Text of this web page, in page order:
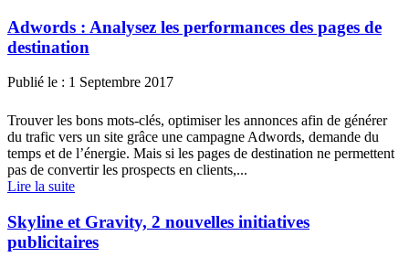
Adwords : Analysez les performances des pages de
destination
Publié le : 1 Septembre 2017
Trouver les bons mots-clés, optimiser les annonces afin de générer
du trafic vers un site grâce une campagne Adwords, demande du
temps et de l’énergie. Mais si les pages de destination ne permettent
pas de convertir les prospects en clients,...
Lire la suite
Skyline et Gravity, 2 nouvelles initiatives
publicitaires